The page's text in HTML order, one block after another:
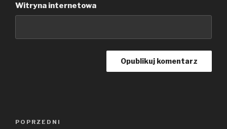
Witryna internetowa
Nawigacja
Poprzedni
POPRZEDNI